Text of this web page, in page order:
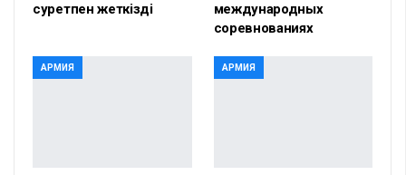
суретпен жеткізді
международных
соревнованиях
АРМИЯ АРМИЯ